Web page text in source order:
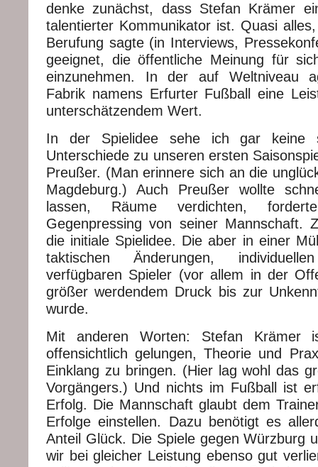
denke zunächst, dass Stefan Krämer
talentierter Kommunikator ist. Quasi
Berufung sagte (in Interviews,
geeignet, die öffentliche Meinung für
einzunehmen. In der auf Weltniveau
Fabrik namens Erfurter Fußball eine
unterschätzendem Wert.
In der Spielidee sehe ich gar keine
Unterschiede zu unseren ersten
Preußer. (Man erinnere sich an die
Magdeburg.) Auch Preußer wollte
lassen, Räume verdichten,
Gegenpressing von seiner Mannschaft.
die initiale Spielidee. Die aber in einer
taktischen Änderungen,
verfügbaren Spieler (vor allem in der
größer werdendem Druck bis zur
wurde.
Mit anderen Worten: Stefan Krämer
offensichtlich gelungen, Theorie und
Einklang zu bringen. (Hier lag wohl das
Vorgängers.) Und nichts im Fußball ist
Erfolg. Die Mannschaft glaubt dem
Erfolge einstellen. Dazu benötigt es
Anteil Glück. Die Spiele gegen Würzburg
wir bei gleicher Leistung ebenso gut